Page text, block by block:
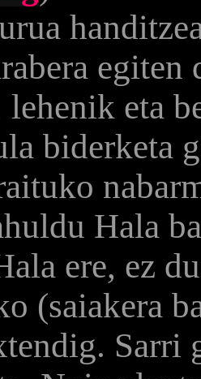
egiten
lehenik eta
biderketa
Hala
ere, ez
(saiakera
Sarri